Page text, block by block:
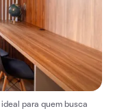
para quem busca